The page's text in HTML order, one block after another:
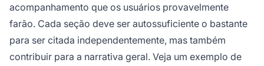
acompanhamento que os usuários provavelmente
farão. Cada seção deve ser autossuficiente o bastante
para ser citada independentemente, mas também
contribuir para a narrativa geral. Veja um exemplo de